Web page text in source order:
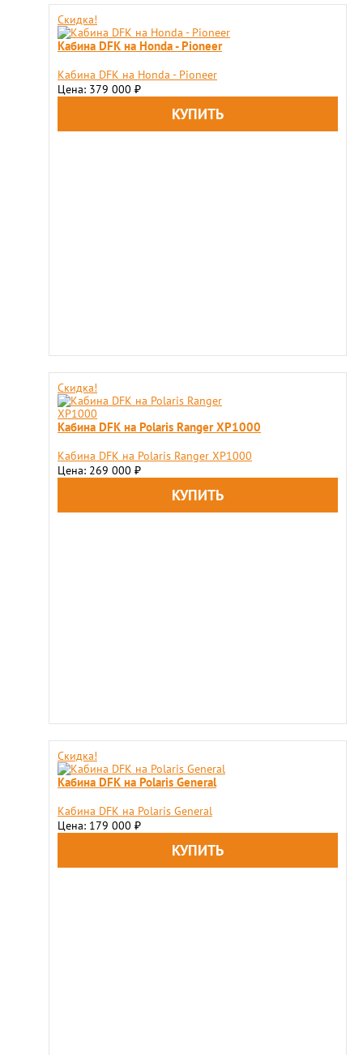
Скидка!
Кабина DFK на Honda - Pioneer
Кабина DFK на Honda - Pioneer
Цена: 379 000 ₽
Скидка!
Кабина DFK на Polaris Ranger XP1000
Кабина DFK на Polaris Ranger XP1000
Цена: 269 000 ₽
Скидка!
Кабина DFK на Polaris General
Кабина DFK на Polaris General
Цена: 179 000 ₽